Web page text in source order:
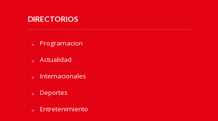
DIRECTORIOS
Programacion
Actualidad
Internacionales
Deportes
Entretenimiento